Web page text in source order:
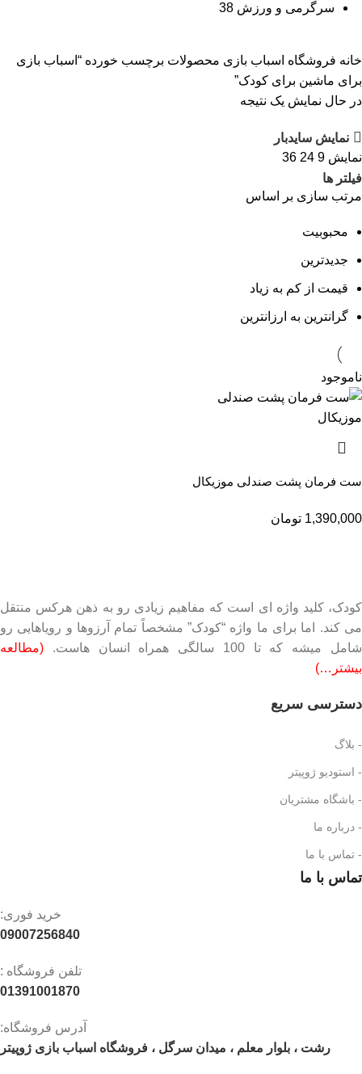
سرگرمی و ورزش 38
خانه فروشگاه اسباب بازی محصولات برچسب خورده “اسباب بازی
برای ماشین برای کودک”
در حال نمایش یک نتیجه
نمایش سایدبار
نمایش 9
24
36
فیلتر ها
مرتب سازی بر اساس
محبوبیت
جدیدترین
قیمت از کم به زیاد
گرانترین به ارزانترین
ناموجود
ست فرمان پشت صندلی موزیکال
1,390,000 تومان
کودک، کلید واژه ای است که مفاهیم زیادی رو به ذهن هرکس منتقل
می کند. اما برای ما واژه “کودک” مشخصاً تمام آرزوها و رویاهایی رو
شامل میشه که تا 100 سالگی همراه انسان هاست.
(مطالعه
بیشتر…)
دسترسی سریع
- بلاگ
- استودیو ژوپیتر
- باشگاه مشتریان
- درباره ما
- تماس با ما
تماس با ما
خرید فوری:
09007256840
تلفن فروشگاه :
01391001870
آدرس فروشگاه:
رشت ، بلوار معلم ، میدان سرگل ، فروشگاه اسباب بازی ژوپیتر